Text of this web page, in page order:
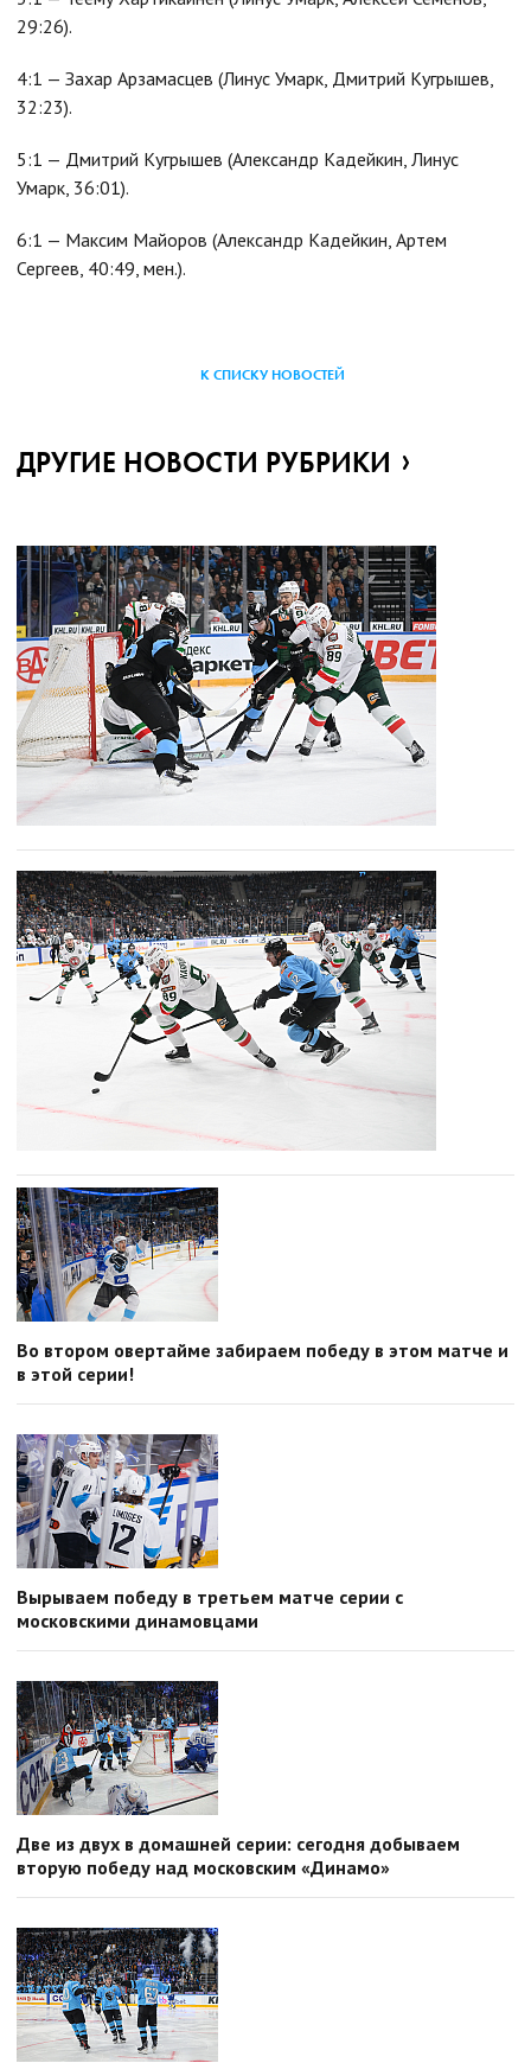
29:26).
4:1 — Захар Арзамасцев (Линус Умарк, Дмитрий Кугрышев,
32:23).
5:1 — Дмитрий Кугрышев (Александр Кадейкин, Линус
Умарк, 36:01).
6:1 — Максим Майоров (Александр Кадейкин, Артем
Сергеев, 40:49, мен.).
К СПИСКУ НОВОСТЕЙ
ДРУГИЕ НОВОСТИ РУБРИКИ
Во втором овертайме забираем победу в этом матче и
в этой серии!
Вырываем победу в третьем матче серии с
московскими динамовцами
Две из двух в домашней серии: сегодня добываем
вторую победу над московским «Динамо»